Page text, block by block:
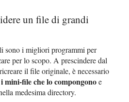
un file di grandi
sono i migliori programmi per
per lo scopo. A prescindere dal
il file originale, è necessario
mini-file che lo compongonoe
medesima directory.